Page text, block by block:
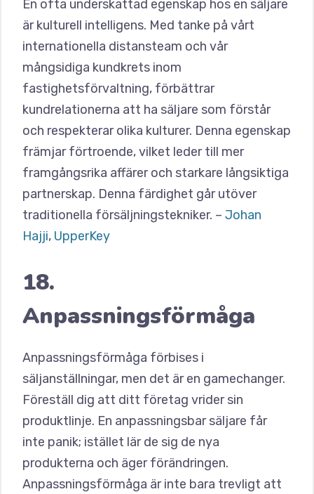
En ofta underskattad egenskap hos en säljare
är kulturell intelligens. Med tanke på vårt
internationella distansteam och vår
mångsidiga kundkrets inom
fastighetsförvaltning, förbättrar
kundrelationerna att ha säljare som förstår
och respekterar olika kulturer. Denna egenskap
främjar förtroende, vilket leder till mer
framgångsrika affärer och starkare långsiktiga
partnerskap. Denna färdighet går utöver
traditionella försäljningstekniker. – Johan
Hajji, UpperKey
18.
Anpassningsförmåga
Anpassningsförmåga förbises i
säljanställningar, men det är en gamechanger.
Föreställ dig att ditt företag vrider sin
produktlinje. En anpassningsbar säljare får
inte panik; istället lär de sig de nya
produkterna och äger förändringen.
Anpassningsförmåga är inte bara trevligt att